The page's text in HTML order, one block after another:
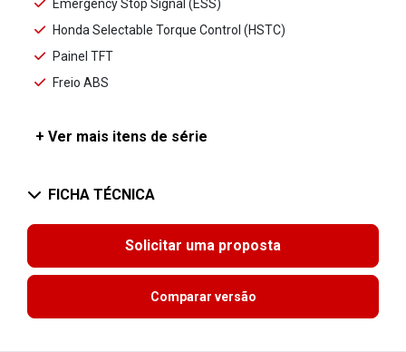
Emergency Stop Signal (ESS)
Honda Selectable Torque Control (HSTC)
Painel TFT
Freio ABS
+ Ver mais itens de série
FICHA TÉCNICA
Solicitar uma proposta
Comparar versão